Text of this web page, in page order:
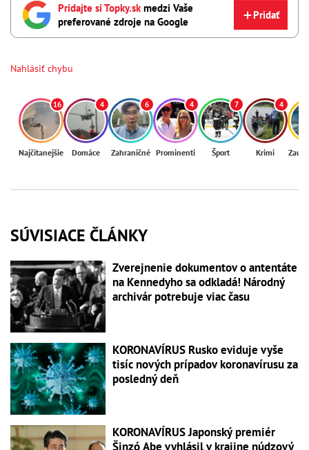
Pridajte si Topky.sk medzi Vaše
preferované zdroje na Google
Pridať
Nahlásiť chybu
16
Najčítanejšie
4
Domáce
6
Zahraničné
4
Prominenti
7
Šport
4
Krimi
SÚVISIACE ČLÁNKY
Zverejnenie dokumentov o antentáte
na Kennedyho sa odkladá! Národný
archivár potrebuje viac času
KORONAVÍRUS Rusko eviduje vyše
tisíc nových prípadov koronavírusu za
posledný deň
KORONAVÍRUS Japonský premiér
Šinzó Abe vyhlásil v krajine núdzový